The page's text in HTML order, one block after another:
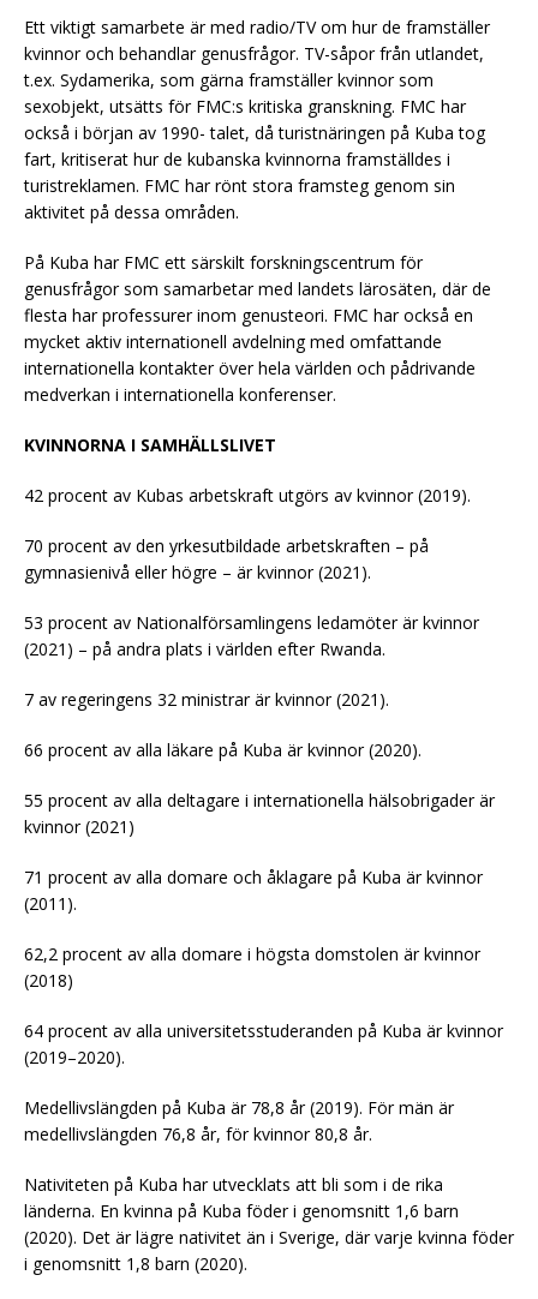
Ett viktigt samarbete är med radio/TV om hur de framställer
kvinnor och behandlar genusfrågor. TV-såpor från utlandet,
t.ex. Sydamerika, som gärna framställer kvinnor som
sexobjekt, utsätts för FMC:s kritiska granskning. FMC har
också i början av 1990- talet, då turistnäringen på Kuba tog
fart, kritiserat hur de kubanska kvinnorna framställdes i
turistreklamen. FMC har rönt stora framsteg genom sin
aktivitet på dessa områden.
På Kuba har FMC ett särskilt forskningscentrum för
genusfrågor som samarbetar med landets lärosäten, där de
flesta har professurer inom genusteori. FMC har också en
mycket aktiv internationell avdelning med omfattande
internationella kontakter över hela världen och pådrivande
medverkan i internationella konferenser.
KVINNORNA I SAMHÄLLSLIVET
42 procent av Kubas arbetskraft utgörs av kvinnor (2019).
70 procent av den yrkesutbildade arbetskraften – på
gymnasienivå eller högre – är kvinnor (2021).
53 procent av Nationalförsamlingens ledamöter är kvinnor
(2021) – på andra plats i världen efter Rwanda.
7 av regeringens 32 ministrar är kvinnor (2021).
66 procent av alla läkare på Kuba är kvinnor (2020).
55 procent av alla deltagare i internationella hälsobrigader är
kvinnor (2021)
71 procent av alla domare och åklagare på Kuba är kvinnor
(2011).
62,2 procent av alla domare i högsta domstolen är kvinnor
(2018)
64 procent av alla universitetsstuderanden på Kuba är kvinnor
(2019–2020).
Medellivslängden på Kuba är 78,8 år (2019). För män är
medellivslängden 76,8 år, för kvinnor 80,8 år.
Nativiteten på Kuba har utvecklats att bli som i de rika
länderna. En kvinna på Kuba föder i genomsnitt 1,6 barn
(2020). Det är lägre nativitet än i Sverige, där varje kvinna föder
i genomsnitt 1,8 barn (2020).